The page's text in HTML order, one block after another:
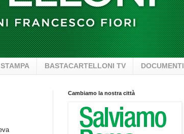
BASTACARTELLONI TV DOCUMENTI
Cambiamo la nostra città